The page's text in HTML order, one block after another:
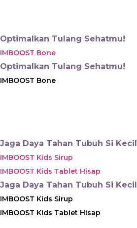
Optimalkan Tulang Sehatmu!
IMBOOST Bone
Optimalkan Tulang Sehatmu!
IMBOOST Bone
Jaga Daya Tahan Tubuh Si Kecil
IMBOOST Kids Sirup
IMBOOST Kids Tablet Hisap
Jaga Daya Tahan Tubuh Si Kecil
IMBOOST Kids Sirup
IMBOOST Kids Tablet Hisap